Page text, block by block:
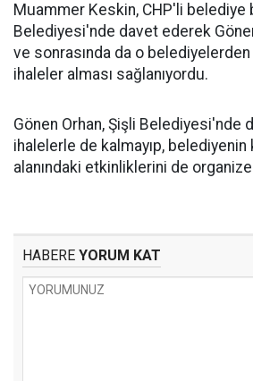
Muammer Keskin, CHP'li belediye
Belediyesi'nde davet ederek Gönen
ve sonrasında da o
ihaleler alması sağlanıyordu.
Gönen Orhan, Şişli Belediyesi'nde
ihalelerle de kalmayıp,
alanındaki etkinliklerini de
HABERE YORUM KAT